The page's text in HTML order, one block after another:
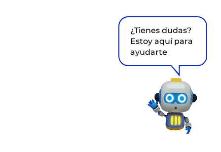
¿Tienes dudas?
Estoy aquí para
ayudarte